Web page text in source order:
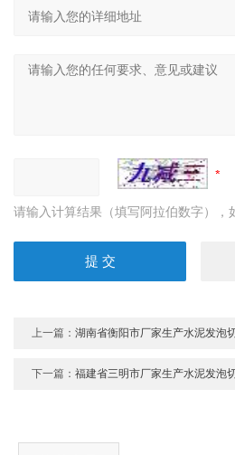
请输入计算结果（填写阿拉伯数字），
上一篇：湖南省衡阳市厂家生产水泥发泡
下一篇：福建省三明市厂家生产水泥发泡